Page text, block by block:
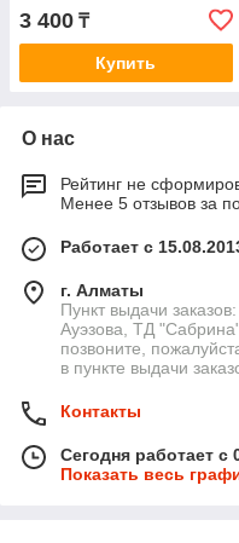
3 400 ₸
Купить
О нас
Рейтинг не
Менее 5 отзывов за
Работает с
г. Алматы
Пункт выдачи
Ауэзова, ТД
позвоните,
в пункте выдачи
Контакты
Сегодня работает с
Показать весь